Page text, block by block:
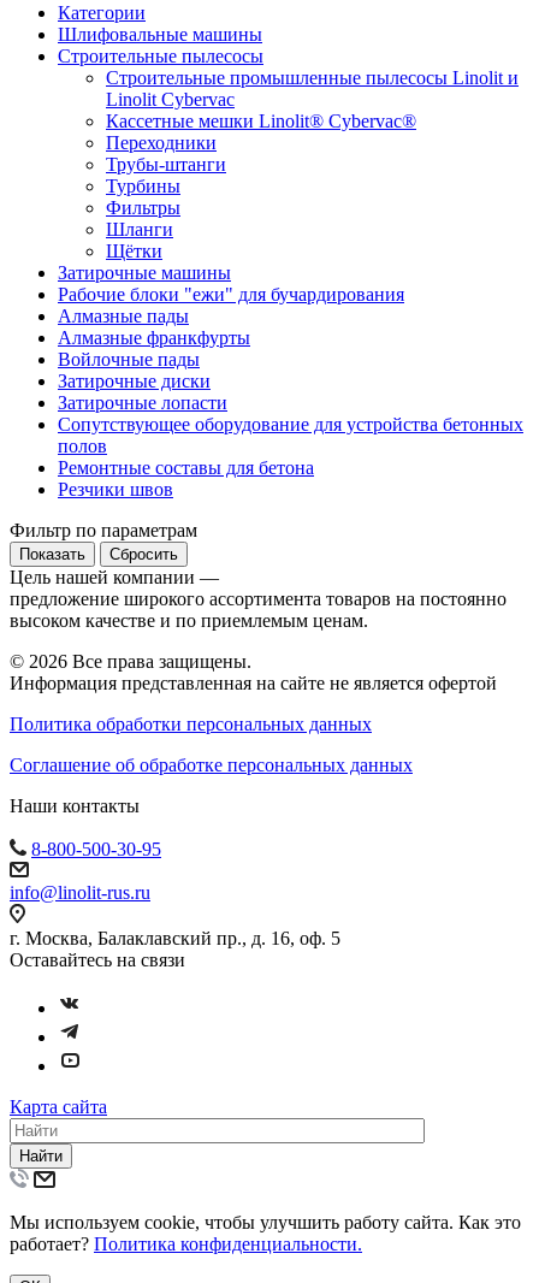
Категории
Шлифовальные машины
Строительные пылесосы
Строительные промышленные пылесосы Linolit и
Linolit Cybervac
Кассетные мешки Linolit® Cybervac®
Переходники
Трубы-штанги
Турбины
Фильтры
Шланги
Щётки
Затирочные машины
Рабочие блоки "ежи" для бучардирования
Алмазные пады
Алмазные франкфурты
Войлочные пады
Затирочные диски
Затирочные лопасти
Сопутствующее оборудование для устройства бетонных
полов
Ремонтные составы для бетона
Резчики швов
Фильтр по параметрам
Сбросить
Цель нашей компании —
предложение широкого ассортимента товаров на постоянно
высоком качестве и по приемлемым ценам.
© 2026 Все права защищены.
Информация представленная на сайте не является офертой
Политика обработки персональных данных
Соглашение об обработке персональных данных
Наши контакты
8-800-500-30-95
info@linolit-rus.ru
г. Москва, Балаклавский пр., д. 16, оф. 5
Оставайтесь на связи
Карта сайта
Найти
Мы используем cookie, чтобы улучшить работу сайта. Как это
работает? Политика конфиденциальности.